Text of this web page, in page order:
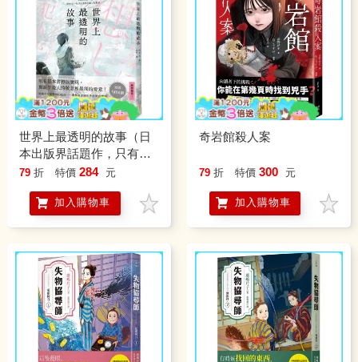
世界上最透明的故事（日
本出版界話題作，只有紙
本書可以體驗的感動）
79 折 特價 284 元
加入購物車
奇岩館殺人案
79 折 特價 300 元
加入購物車